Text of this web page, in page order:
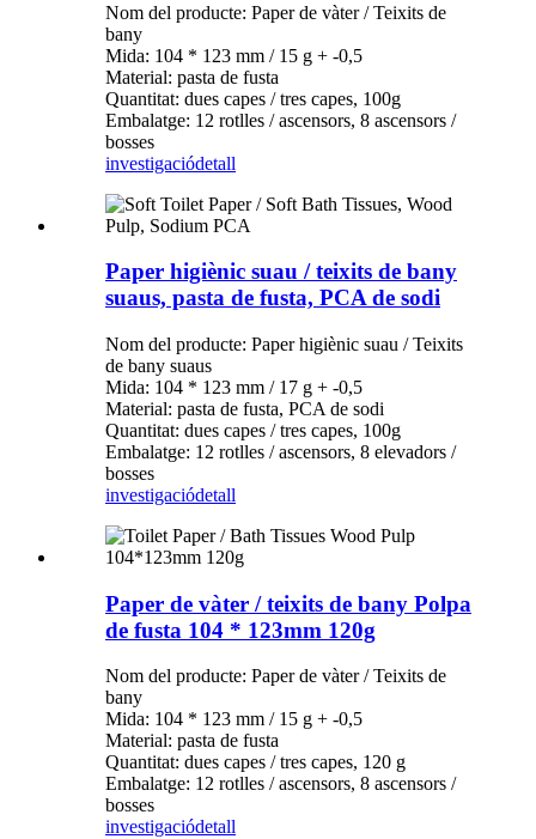
Nom del producte: Paper de vàter / Teixits de
bany
Mida: 104 * 123 mm / 15 g + -0,5
Material: pasta de fusta
Quantitat: dues capes / tres capes, 100g
Embalatge: 12 rotlles / ascensors, 8 ascensors /
bosses
investigaciódetall
Paper higiènic suau / teixits de bany
suaus, pasta de fusta, PCA de sodi
Nom del producte: Paper higiènic suau / Teixits
de bany suaus
Mida: 104 * 123 mm / 17 g + -0,5
Material: pasta de fusta, PCA de sodi
Quantitat: dues capes / tres capes, 100g
Embalatge: 12 rotlles / ascensors, 8 elevadors /
bosses
investigaciódetall
Paper de vàter / teixits de bany Polpa
de fusta 104 * 123mm 120g
Nom del producte: Paper de vàter / Teixits de
bany
Mida: 104 * 123 mm / 15 g + -0,5
Material: pasta de fusta
Quantitat: dues capes / tres capes, 120 g
Embalatge: 12 rotlles / ascensors, 8 ascensors /
bosses
investigaciódetall